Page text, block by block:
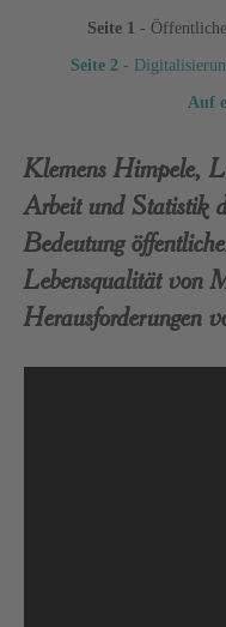
Seite 1 -
Seite 2-
Auf
Klemens Himpele,
Arbeit und Statistik
Bedeutung
Lebensqualität von
Herausforderungen